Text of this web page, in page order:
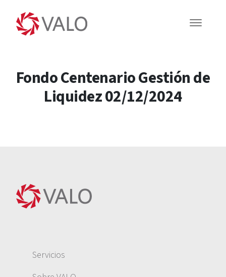
Fondo Centenario Gestión de
Liquidez 02/12/2024
Servicios